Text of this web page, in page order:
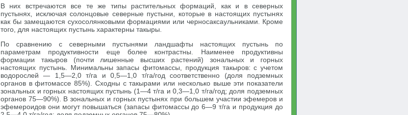
В них встречаются все те же типы растительных формаций, как и в северных
пустынях, исключая солонцовые северные пустыни, которые в настоящих пустынях
как бы замещаются сухосолянковыми формациями или черносаксаульниками. Кроме
того, для настоящих пустынь характерны такыры.
По сравнению с северными пустынями ландшафты настоящих пустынь по
параметрам продуктивности еще более контрастны. Наименее продуктивны
формации такыров (почти лишенные высших растений) зональных и горных
настоящих пустынь. Минимальны запасы фитомассы, продукция такыров: с учетом
водорослей — 1,5—2,0 т/га и 0,5—1,0 т/га/год соответственно (доля подземных
органов в фитомассе 85%). Сходны с такырами или несколько выше эти показатели
зональных и горных настоящих пустынь (1—4 т/га и 0,3—1,0 т/га/год; доля подземных
органов 75—90%). В зональных и горных пустынях при большем участии эфемеров и
эфемероидов они могут повышаться (запасы фитомассы до 6—9 т/га и продукция до